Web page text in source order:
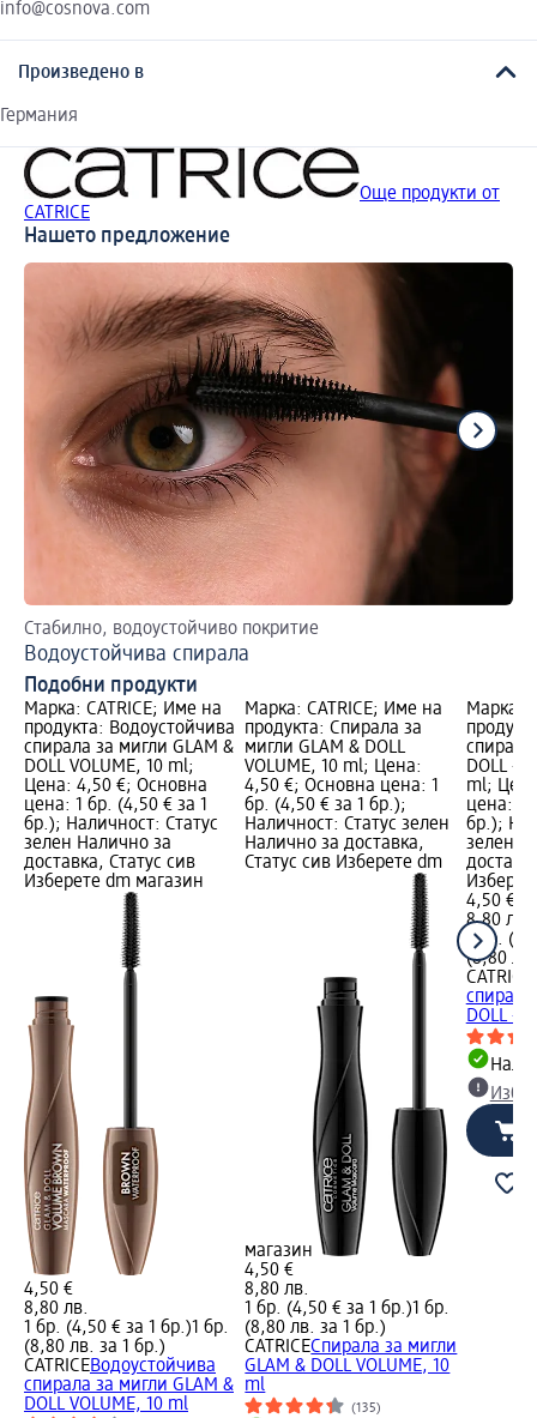
info@cosnova.com
Произведено в
Германия
Още продукти от
CATRICE
Нашето предложение
Стабилно, водоустойчиво покритие
Водоустойчива спирала
Подобни продукти
Марка: CATRICE; Име на
продукта: Водоустойчива
спирала за мигли GLAM &
DOLL VOLUME, 10 ml;
Цена: 4,50 €; Основна
цена: 1 бр. (4,50 € за 1
бр.); Наличност: Статус
зелен Налично за
доставка, Статус сив
Изберете dm магазин
4,50 €
8,80 лв.
1 бр. (4,50 € за 1 бр.)1 бр.
(8,80 лв. за 1 бр.)
CATRICEВодоустойчива
спирала за мигли GLAM &
DOLL VOLUME, 10 ml
Марка: CATRICE; Име на
продукта: Спирала за
мигли GLAM & DOLL
VOLUME, 10 ml; Цена:
4,50 €; Основна цена: 1
бр. (4,50 € за 1 бр.);
Наличност: Статус зелен
Налично за доставка,
Статус сив Изберете dm
магазин
4,50 €
8,80 лв.
1 бр. (4,50 € за 1 бр.)1 бр.
(8,80 лв. за 1 бр.)
CATRICEСпирала за мигли
GLAM & DOLL VOLUME, 10
ml
(135)
Марка:
спирала
DOLL -
ml;
цена: 1
бр.);
зелен
4,50 €
8,80 лв.
1 бр.
(8,80
CATRICE
спирала
DOLL -